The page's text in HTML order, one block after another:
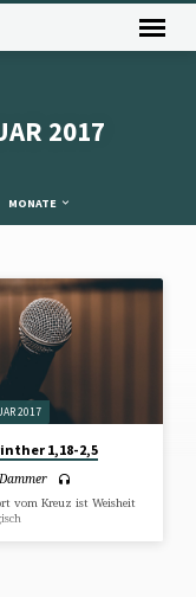
2017
MONATE
2017
1,18-2,5
vom Kreuz ist Weisheit